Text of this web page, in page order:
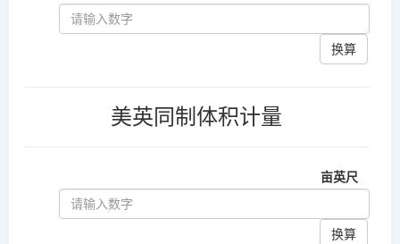
换算
美英同制体积计量
亩英尺
换算